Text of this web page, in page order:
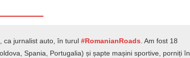
ca jurnalist auto, în turul #RomanianRoads. Am fost 18
Spania, Portugalia) și șapte mașini sportive, porniți în